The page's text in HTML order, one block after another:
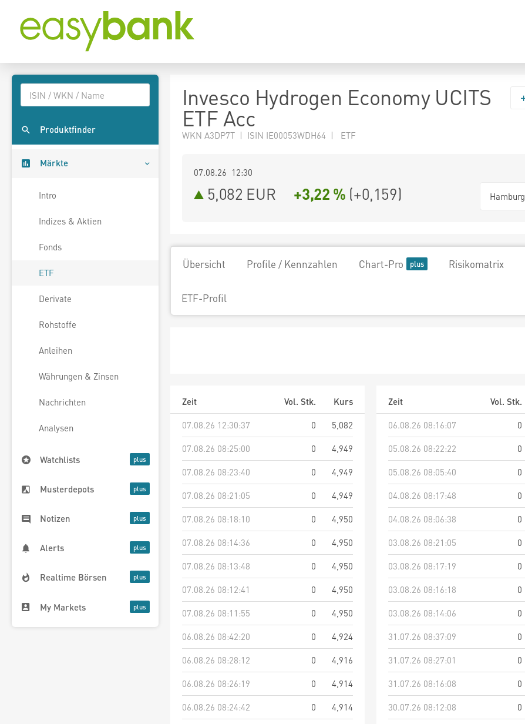
Produktfinder
Märkte
Intro
Indizes & Aktien
Fonds
ETF
Derivate
Rohstoffe
Anleihen
Währungen & Zinsen
Nachrichten
Analysen
Watchlists
Musterdepots
Notizen
Alerts
Realtime Börsen
My Markets
Invesco Hydrogen Economy UCITS
ETF Acc
WKN A3DP7T | ISIN IE00053WDH64 | ETF
07.08.26 12:30
5,082 EUR +3,22 % (+0,159) Hamburg
Übersicht Profile / Kennzahlen Chart-Pro Risikomatrix
ETF-Profil
Zeit Vol. Stk.
Kurs
07.08.26 12:30:37
0
5,082
07.08.26 08:25:00
0
4,949
07.08.26 08:23:40
0
4,949
07.08.26 08:21:05
0
4,949
07.08.26 08:18:10
0
4,950
07.08.26 08:14:36
0
4,950
07.08.26 08:13:48
0
4,950
07.08.26 08:12:41
0
4,950
07.08.26 08:11:55
0
4,950
06.08.26 08:42:20
0
4,924
06.08.26 08:28:12
0
4,916
06.08.26 08:26:19
0
4,914
06.08.26 08:24:42
0
4,914
Zeit Vol. Stk.
06.08.26 08:16:07
0
05.08.26 08:22:22
0
05.08.26 08:05:40
0
04.08.26 08:17:48
0
04.08.26 08:06:38
0
03.08.26 08:21:05
0
03.08.26 08:17:19
0
03.08.26 08:16:18
0
03.08.26 08:14:06
0
31.07.26 08:37:09
0
31.07.26 08:27:01
0
31.07.26 08:16:08
0
30.07.26 08:12:08
0